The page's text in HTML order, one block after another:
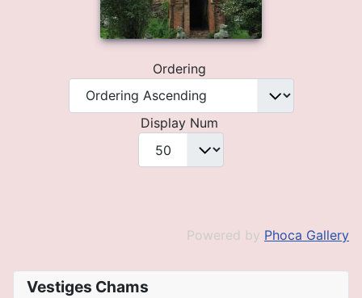
Ordering
Display Num
Powered by Phoca Gallery
Vestiges Chams